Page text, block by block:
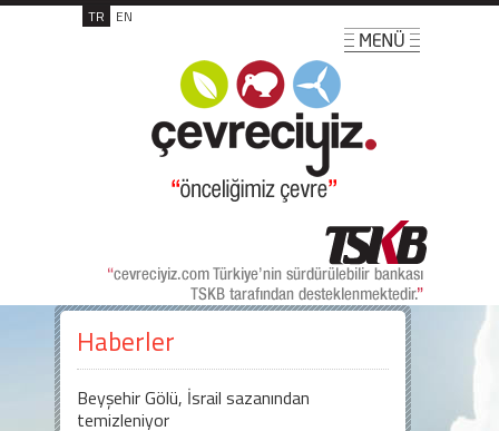
TR EN
Haberler
Beyşehir Gölü, İsrail sazanından
temizleniyor